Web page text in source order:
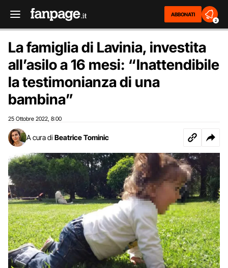
ABBONATI
2
La famiglia di Lavinia, investita
all’asilo a 16 mesi: “Inattendibile
la testimonianza di una
bambina”
25 Ottobre 2022 8:00
A cura di Beatrice Tominic